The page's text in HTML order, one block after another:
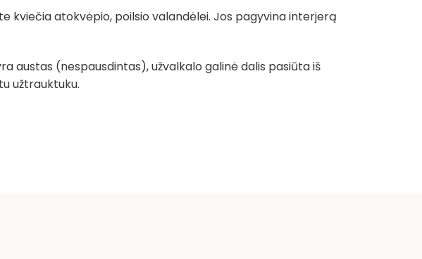
kviečia atokvėpio, poilsio valandėlei. Jos pagyvina interjerą
austas (nespausdintas), užvalkalo galinė dalis pasiūta iš
užtrauktuku.